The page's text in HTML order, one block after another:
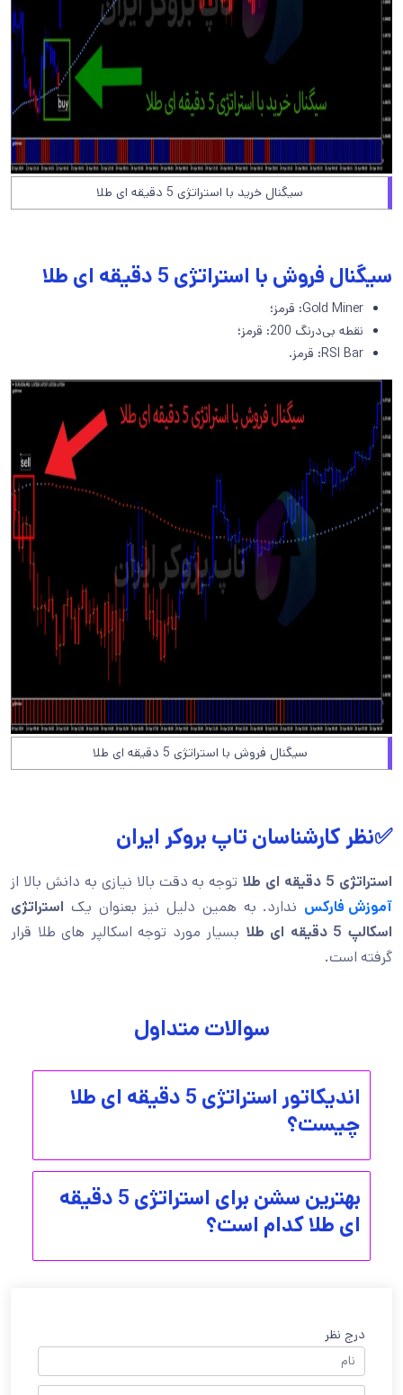
سیگنال خرید با استراتژی 5 دقیقه ای طلا
سیگنال فروش با استراتژی 5 دقیقه ای طلا
Gold Miner: قرمز؛
نقطه بی‌درنگ 200: قرمز؛
RSI Bar: قرمز.
سیگنال فروش با استراتژی 5 دقیقه ای طلا
✅نظر کارشناسان تاپ بروکر ایران
استراتژی 5 دقیقه ای طلا
توجه به دقت بالا نیازی به دانش بالا از
آموزش فارکس ندارد. به همین دلیل نیز بعنوان یک استراتژی
اسکالپ 5 دقیقه ای طلا
بسیار مورد توجه اسکالپر های طلا قرار
گرفته است.
سوالات متداول
اندیکاتور استراتژی 5 دقیقه ای طلا
چیست؟
بهترین سشن برای استراتژی 5 دقیقه
ای طلا کدام است؟
درج نظر